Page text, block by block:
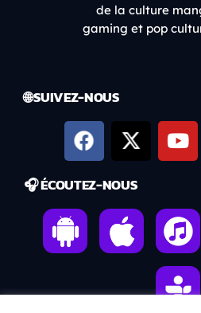
de la culture
gaming et pop
🌐 SUIVEZ-NOUS
🎧 ÉCOUTEZ-NOUS